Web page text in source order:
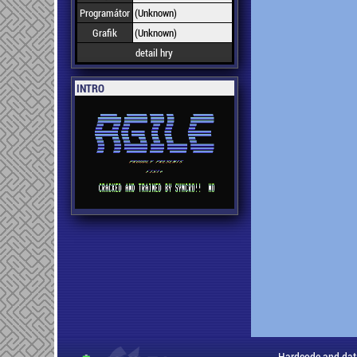
Programátor (Unknown)
Grafik
(Unknown)
detail hry
INTRO